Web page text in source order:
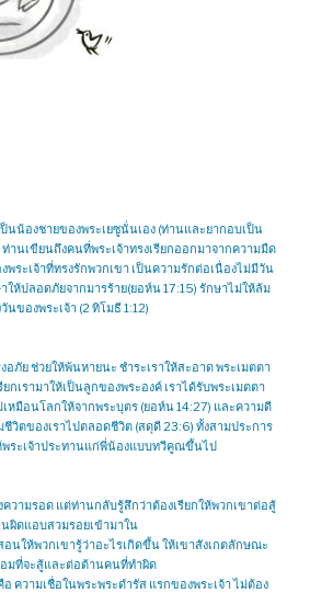
นน้องชายของพระเยซูนั่นเอง (ท่านและยากอบเป็น
านเขียนถึงคนที่พระเจ้าทรงเรียกออกมาจากความมืด
ระเจ้าที่ทรงรักพวกเขา เป็นความรักต่อเนื่องไม่มีวัน
ให้ปลอดภัยจากมารร้าย(ยอห์น 17:15) รักษาไม่ให้ล้ม
นของพระเจ้า (2 ทิโมธี 1:12)
อภัย ช่วยให้พ้นหายนะ ชำระเราให้สะอาด พระเมตตา
กเรามาให้เป็นลูกของพระองค์ เราได้รับพระเมตตา
หมือนโลกให้จากพระบุตร (ยอห์น 14:27) และความดี
วิตของเราไปตลอดชีวิต (สดุดี 23:6) ทั้งสามประการ
ระเจ้าประทานแก่พี่น้องแบบทวีคูณขึ้นไป
ความรอด แต่ท่านกลับรู้สึกว่าต้องเรียกให้พวกเขาต่อสู้
ผิดแอบสวมรอยเข้ามาใน
อนให้พวกเขารู้ว่าอะไรเกิดขึ้น ให้เขาสังเกตลักษณะ
มที่จะสู้และต่อต้านคนที่ทำผิด
อ ความเชื่อในพระพระดำรัส แรกของพระเจ้า ไม่ต้อง